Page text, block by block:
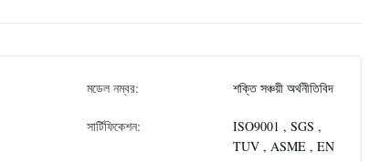
মডেল নম্বর: শক্তি সঞ্চয়ী অর্থনীতিবিদ
সার্টিফিকেশন:
ISO9001 , SGS ,
TUV , ASME , EN